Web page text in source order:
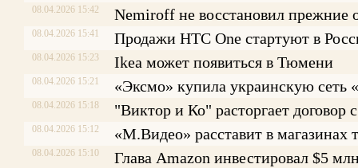
08.04.2026 15:42 Nemiroff не восстановил прежние
08.04.2026 15:41 Продажи HTC One стартуют в
08.04.2026 15:23 Ikea может появиться в Тюмени
08.04.2026 15:21 «Эксмо» купила украинскую сеть
08.04.2026 15:18 "Виктор и Ко" расторгает договор
08.04.2026 15:12 «М.Видео» расставит в магазинах
08.04.2026 15:10 Глава Amazon инвестировал $5